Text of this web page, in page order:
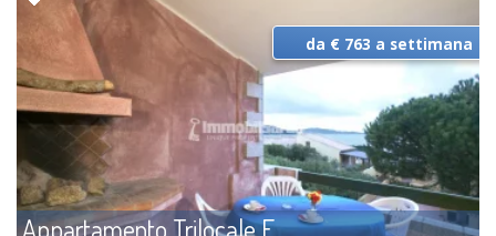
Appartamento Trilocale F
da € 763 a settimana